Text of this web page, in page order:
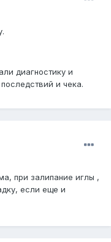
диагностику и
и чека.
при залипание иглы ,
если еще и